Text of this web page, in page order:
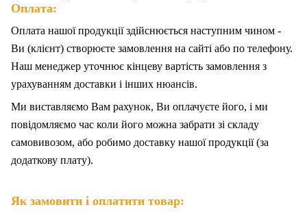
Оплата:
Оплата нашої продукції здійснюється наступним чином -
Ви (клієнт) створюєте замовлення на сайті або по телефону.
Наш менеджер уточнює кінцеву вартість замовлення з
урахуванням доставки і інших нюансів.
Ми виставляємо Вам рахунок, Ви оплачуєте його, і ми
повідомляємо час коли його можна забрати зі складу
самовивозом, або робимо доставку нашої продукції (за
додаткову плату).
Як замовити і оплатити товар: